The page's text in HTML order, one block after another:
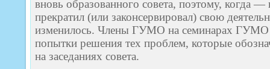
вновь образованного совета, поэтому, когда
прекратил (или законсервировал) свою
изменилось. Члены ГУМО на семинарах ГУМО
попытки решения тех проблем, которые
на заседаниях совета.